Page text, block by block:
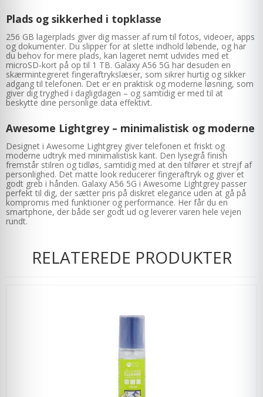
Plads og sikkerhed i topklasse
256 GB lagerplads giver dig masser af rum til fotos, videoer, apps
og dokumenter. Du slipper for at slette indhold løbende, og har
du behov for mere plads, kan lageret nemt udvides med et
microSD-kort på op til 1 TB. Galaxy A56 5G har desuden en
skærmintegreret fingeraftrykslæser, som sikrer hurtig og sikker
adgang til telefonen. Det er en praktisk og moderne løsning, som
giver dig tryghed i dagligdagen – og samtidig er med til at
beskytte dine personlige data effektivt.
Awesome Lightgrey – minimalistisk og moderne
Designet i Awesome Lightgrey giver telefonen et friskt og
moderne udtryk med minimalistisk kant. Den lysegrå finish
fremstår stilren og tidløs, samtidig med at den tilfører et strejf af
personlighed. Det matte look reducerer fingeraftryk og giver et
godt greb i hånden. Galaxy A56 5G i Awesome Lightgrey passer
perfekt til dig, der sætter pris på diskret elegance uden at gå på
kompromis med funktioner og performance. Her får du en
smartphone, der både ser godt ud og leverer varen hele vejen
rundt.
RELATEREDE PRODUKTER